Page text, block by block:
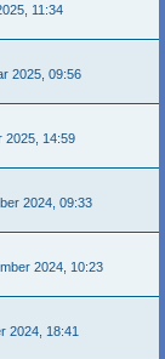
11:34
2025, 09:56
2025, 14:59
2024, 09:33
2024, 10:23
2024, 18:41